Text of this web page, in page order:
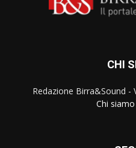
CHI
Redazione Birra&Sound -
Chi siamo